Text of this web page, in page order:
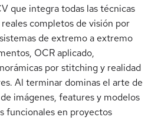
que integra todas las técnicas
completos de visión por
de extremo a extremo
OCR aplicado,
por stitching y realidad
Al terminar dominas el arte de
imágenes, features y modelos
funcionales en proyectos